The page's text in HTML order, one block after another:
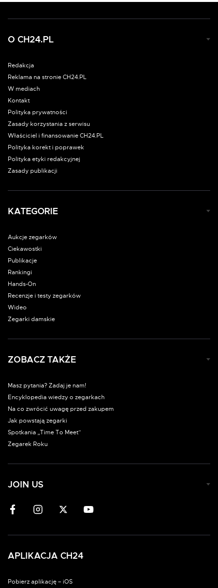
O CH24.PL
Redakcja
Reklama na stronie CH24.PL
W mediach
Kontakt
Polityka prywatności
Zasady korzystania z serwisu
Właściciel i finansowanie CH24.PL
Polityka korekt i poprawek
Polityka etyki redakcyjnej
Zasady publikacji
KATEGORIE
Aukcje zegarków
Ciekawostki
Publikacje
Rankingi
Hands-On
Recenzje i testy zegarków
Wideo
Zegarki damskie
ZOBACZ TAKŻE
Masz pytania? Zadaj je nam!
Encyklopedia wiedzy o zegarkach
Na co zwrócić uwagę przed zakupem
Jak powstają zegarki
Spotkania „Time To Meet”
Zegarek Roku
JOIN US
APLIKACJA CH24
Pobierz aplikację – iOS